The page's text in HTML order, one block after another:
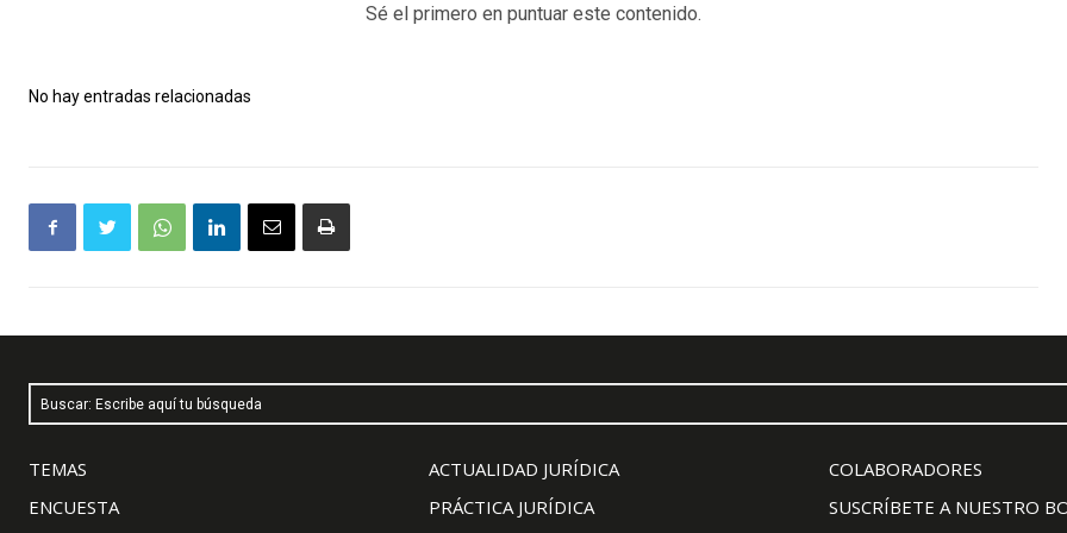
Sé el primero en puntuar este contenido.
No hay entradas relacionadas
Buscar: Escribe aquí tu búsqueda
TEMAS
ENCUESTA
ACTUALIDAD JURÍDICA
PRÁCTICA JURÍDICA
COLABORADORES
SUSCRÍBETE A NUESTRO